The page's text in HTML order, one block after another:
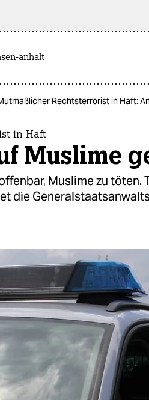
anhalt
Rechtsterrorist in Haft:
in Haft
Muslime
Muslime zu töten.
die